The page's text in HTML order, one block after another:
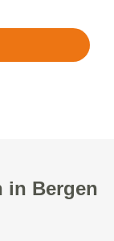
in Bergen